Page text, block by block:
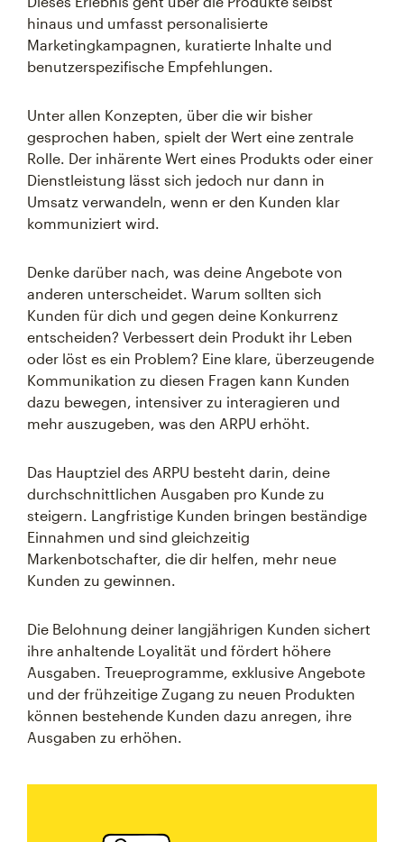
hinaus und umfasst personalisierte
Marketingkampagnen, kuratierte Inhalte und
benutzerspezifische Empfehlungen.
Unter allen Konzepten, über die wir bisher
gesprochen haben, spielt der Wert eine zentrale
Rolle. Der inhärente Wert eines Produkts oder einer
Dienstleistung lässt sich jedoch nur dann in
Umsatz verwandeln, wenn er den Kunden klar
kommuniziert wird.
Denke darüber nach, was deine Angebote von
anderen unterscheidet. Warum sollten sich
Kunden für dich und gegen deine Konkurrenz
entscheiden? Verbessert dein Produkt ihr Leben
oder löst es ein Problem? Eine klare, überzeugende
Kommunikation zu diesen Fragen kann Kunden
dazu bewegen, intensiver zu interagieren und
mehr auszugeben, was den ARPU erhöht.
Das Hauptziel des ARPU besteht darin, deine
durchschnittlichen Ausgaben pro Kunde zu
steigern. Langfristige Kunden bringen beständige
Einnahmen und sind gleichzeitig
Markenbotschafter, die dir helfen, mehr neue
Kunden zu gewinnen.
Die Belohnung deiner langjährigen Kunden sichert
ihre anhaltende Loyalität und fördert höhere
Ausgaben. Treueprogramme, exklusive Angebote
und der frühzeitige Zugang zu neuen Produkten
können bestehende Kunden dazu anregen, ihre
Ausgaben zu erhöhen.